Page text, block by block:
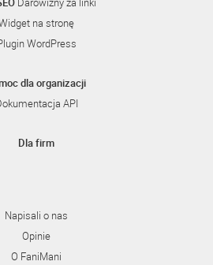
na stronę
WordPress
dla organizacji
API
Dla firm
Napisali o nas
Opinie
O FaniMani